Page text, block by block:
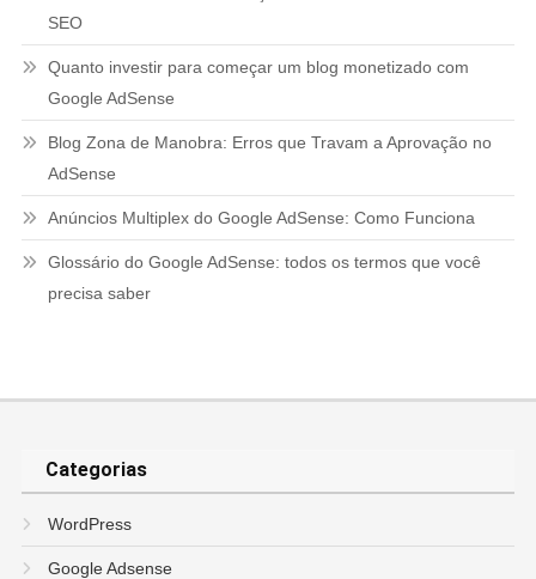
SEO
Quanto investir para começar um blog monetizado com
Google AdSense
Blog Zona de Manobra: Erros que Travam a Aprovação no
AdSense
Anúncios Multiplex do Google AdSense: Como Funciona
Glossário do Google AdSense: todos os termos que você
precisa saber
Categorias
WordPress
Google Adsense